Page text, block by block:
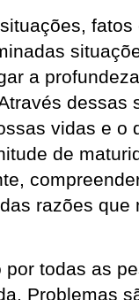
a
dessas
vidas e o
de
razões que
todas as
Problemas